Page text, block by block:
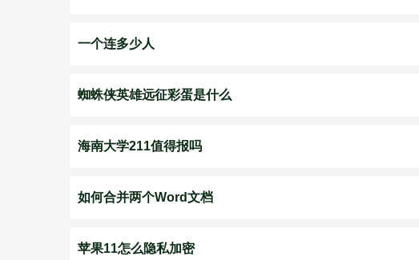
一个连多少人
蜘蛛侠英雄远征彩蛋是什么
海南大学211值得报吗
如何合并两个Word文档
苹果11怎么隐私加密